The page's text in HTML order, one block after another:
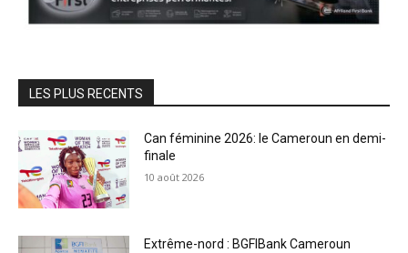
LES PLUS RECENTS
Can féminine 2026: le Cameroun en demi-
finale
10 août 2026
Extrême-nord : BGFIBank Cameroun